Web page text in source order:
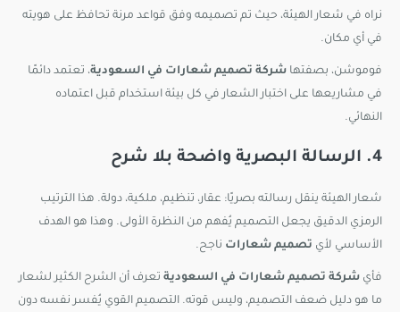
نراه في شعار الهيئة، حيث تم تصميمه وفق قواعد مرنة تحافظ على هويته
في أي مكان.
فوموشن، بصفتها شركة تصميم شعارات في السعودية، تعتمد دائمًا
في مشاريعها على اختبار الشعار في كل بيئة استخدام قبل اعتماده
النهائي.
4. الرسالة البصرية واضحة بلا شرح
شعار الهيئة ينقل رسالته بصريًا: عقار، تنظيم، ملكية، دولة. هذا الترتيب
الرمزي الدقيق يجعل التصميم يُفهم من النظرة الأولى. وهذا هو الهدف
الأساسي لأي تصميم شعارات ناجح.
فأي شركة تصميم شعارات في السعودية تعرف أن الشرح الكثير لشعار
ما هو دليل ضعف التصميم، وليس قوته. التصميم القوي يُفسر نفسه دون